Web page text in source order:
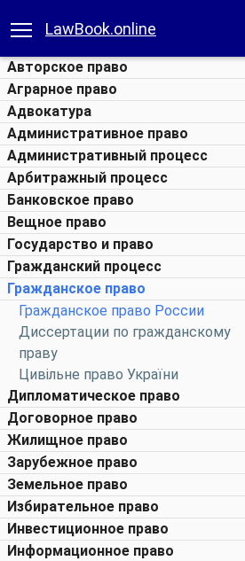
LawBook.online
Авторское право
Аграрное право
Адвокатура
Административное право
Административный процесс
Арбитражный процесс
Банковское право
Вещное право
Государство и право
Гражданский процесс
Гражданское право
Гражданское право России
Диссертации по гражданскому
праву
Цивільне право України
Дипломатическое право
Договорное право
Жилищное право
Зарубежное право
Земельное право
Избирательное право
Инвестиционное право
Информационное право